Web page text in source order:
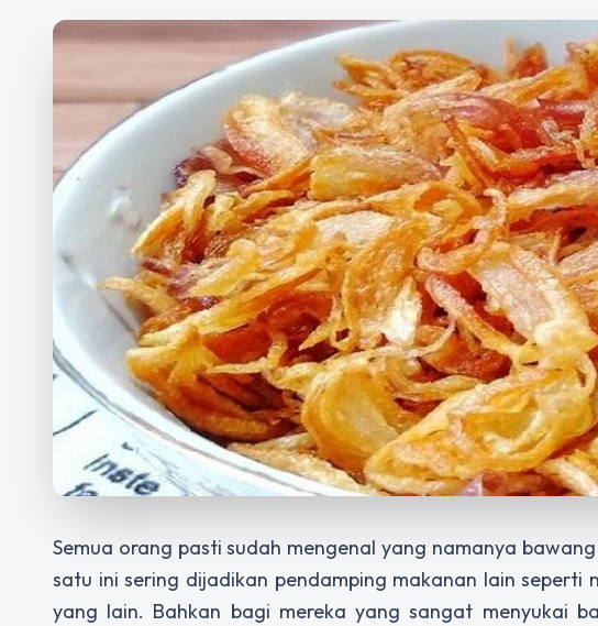
Semua orang pasti sudah mengenal yang namanya
satu ini sering dijadikan pendamping makanan lain seperti
yang lain. Bahkan bagi mereka yang sangat menyukai